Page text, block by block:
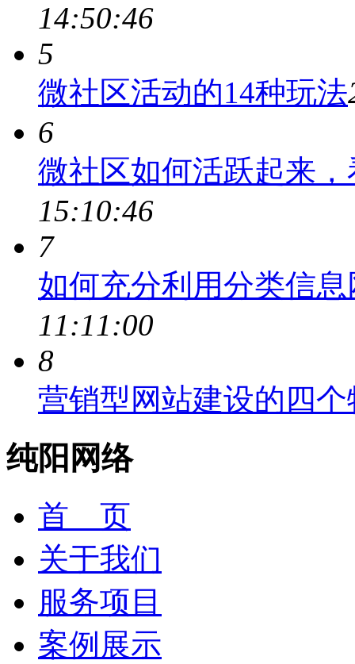
14:50:46
5
微社区活动的14种玩法
6
微社区如何活跃起来
15:10:46
7
如何充分利用分类信
11:11:00
8
营销型网站建设的四
纯阳网络
首 页
关于我们
服务项目
案例展示